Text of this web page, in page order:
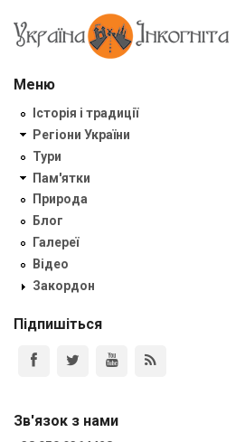
Меню
Історія і традиції
Регіони України
Тури
Пам'ятки
Природа
Блог
Галереї
Відео
Закордон
Підпишіться
Зв'язок з нами